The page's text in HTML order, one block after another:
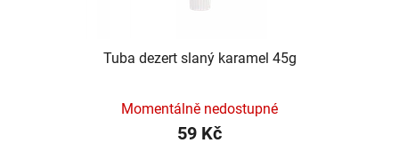
Tuba dezert slaný karamel 45g
Momentálně nedostupné
59 Kč